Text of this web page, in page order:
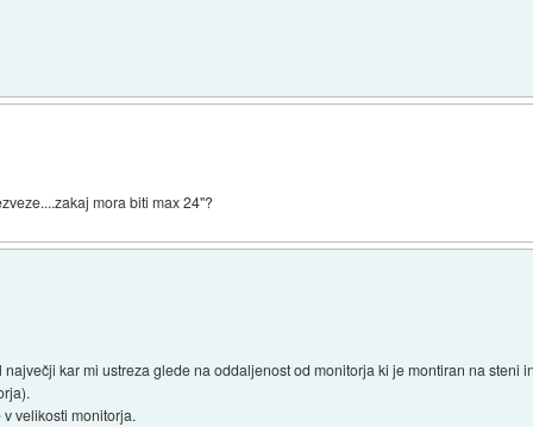
mora biti max 24''?
kar mi ustreza glede na oddaljenost od monitorja ki je montiran na steni
velikosti monitorja.